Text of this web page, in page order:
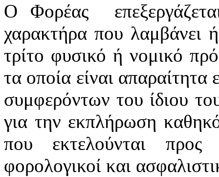
Ο Φορέας
χαρακτήρα που λαμβάνει
τρίτο φυσικό ή νομικό
τα οποία είναι απαραίτητα
συμφερόντων του ίδιου
για την εκπλήρωση
που εκτελούνται
φορολογικοί και